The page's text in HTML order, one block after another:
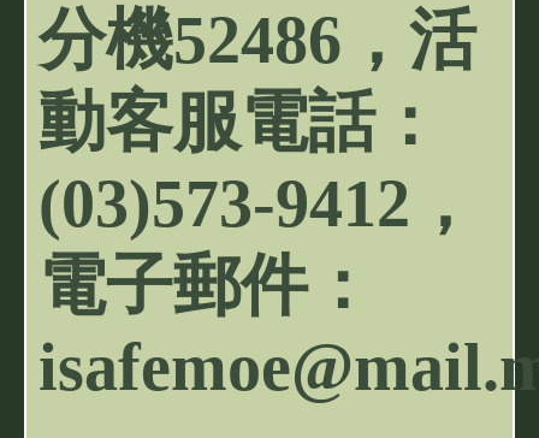
分機52486，活
動客服電話：
(03)573-9412，
電子郵件：